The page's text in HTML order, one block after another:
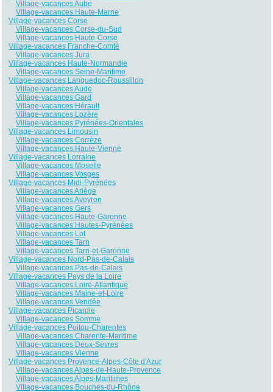
Village-vacances Aube
Village-vacances Haute-Marne
Village-vacances Corse
Village-vacances Corse-du-Sud
Village-vacances Haute-Corse
Village-vacances Franche-Comté
Village-vacances Jura
Village-vacances Haute-Normandie
Village-vacances Seine-Maritime
Village-vacances Languedoc-Roussillon
Village-vacances Aude
Village-vacances Gard
Village-vacances Hérault
Village-vacances Lozère
Village-vacances Pyrénées-Orientales
Village-vacances Limousin
Village-vacances Corrèze
Village-vacances Haute-Vienne
Village-vacances Lorraine
Village-vacances Moselle
Village-vacances Vosges
Village-vacances Midi-Pyrénées
Village-vacances Ariège
Village-vacances Aveyron
Village-vacances Gers
Village-vacances Haute-Garonne
Village-vacances Hautes-Pyrénées
Village-vacances Lot
Village-vacances Tarn
Village-vacances Tarn-et-Garonne
Village-vacances Nord-Pas-de-Calais
Village-vacances Pas-de-Calais
Village-vacances Pays de la Loire
Village-vacances Loire-Atlantique
Village-vacances Maine-et-Loire
Village-vacances Vendée
Village-vacances Picardie
Village-vacances Somme
Village-vacances Poitou-Charentes
Village-vacances Charente-Maritime
Village-vacances Deux-Sèvres
Village-vacances Vienne
Village-vacances Provence-Alpes-Côte d'Azur
Village-vacances Alpes-de-Haute-Provence
Village-vacances Alpes-Maritimes
Village-vacances Bouches-du-Rhône